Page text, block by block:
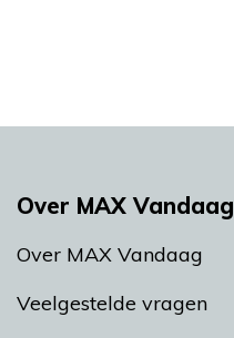
Over MAX Vandaag
Over MAX Vandaag
Veelgestelde vragen